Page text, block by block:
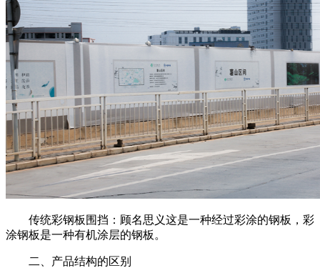
传统彩钢板围挡：顾名思义这是一种经过彩涂的钢板，彩
涂钢板是一种有机涂层的钢板。
二、产品结构的区别